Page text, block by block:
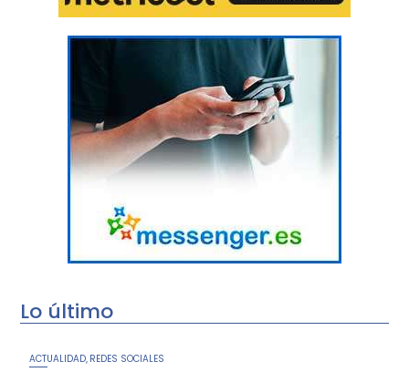
Lo último
ACTUALIDAD, REDES SOCIALES